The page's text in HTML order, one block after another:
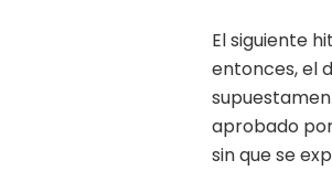
El siguiente
entonces, el
aprobado
sin que se